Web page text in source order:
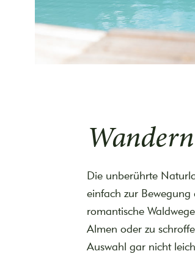
Wandern
Die unberührte
einfach zur Bewegung
romantische
Almen oder zu
Auswahl gar nicht